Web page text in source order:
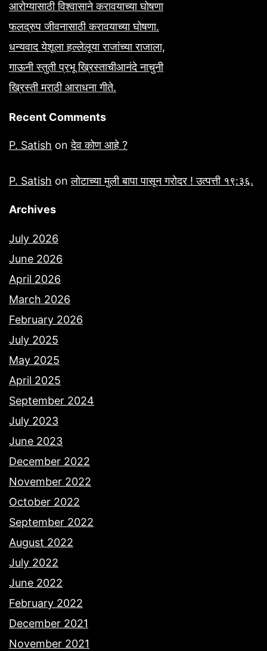
आरोग्यासाठी विश्वासाने करावयाच्या घोषणा
फलद्रुप जीवनासाठी करावयाच्या घोषणा.
धन्यवाद येशूला हल्लेलूया राजांच्या राजाला,
गाऊनी स्तुती प्रभू ख्रिस्ताचीआनंदे नाचुनी
ख्रिस्ती मराठी आराधना गीते.
Recent Comments
P. Satish onदेव कोण आहे ?
P. Satish onलोटाच्या मुली बापा पासून गरोदर ! उत्पत्ती १९:३६.
Archives
July 2026
June 2026
April 2026
March 2026
February 2026
July 2025
May 2025
April 2025
September 2024
July 2023
June 2023
December 2022
November 2022
October 2022
September 2022
August 2022
July 2022
June 2022
February 2022
December 2021
November 2021